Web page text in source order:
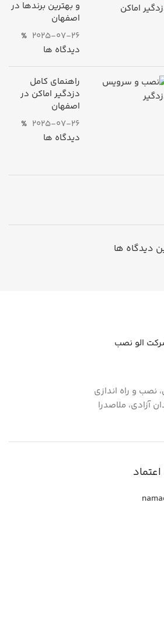
و بهترین برندها در
اصفهان
2025-07-26
%
دیدگاه ها
راهنمای کامل
دزدگیر اماکن در
اصفهان
2025-07-26
%
دیدگاه ها
HP Envy 34
دیدگاه ها
الو نصب
نصب و راه اندازی
آزادی، ملاصدرا